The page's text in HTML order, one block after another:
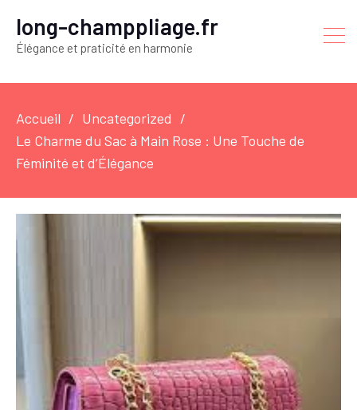
long-champpliage.fr
Élégance et praticité en harmonie
Accueil
Uncategorized
Le Charme du Sac à Main Rose : Une Touche de
Féminité et d’Élégance